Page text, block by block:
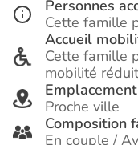
Personnes
Cette famille
Accueil
Cette famille
mobilité
Emplacement
Proche ville
Composition
En couple /